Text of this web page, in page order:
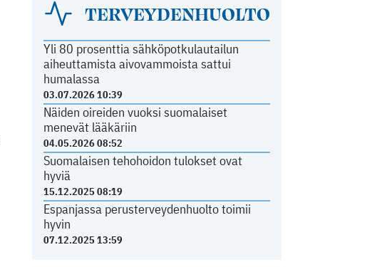
TERVEYDENHUOLTO
Yli 80 prosenttia sähköpotkulautailun
aiheuttamista aivovammoista sattui
humalassa
03.07.2026 10:39
Näiden oireiden vuoksi suomalaiset
menevät lääkäriin
04.05.2026 08:52
Suomalaisen tehohoidon tulokset ovat
hyviä
15.12.2025 08:19
Espanjassa perusterveydenhuolto toimii
hyvin
07.12.2025 13:59